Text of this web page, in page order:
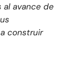
al avance de
construir